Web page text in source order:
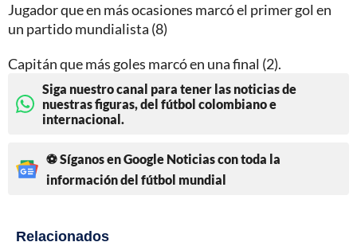
Jugador que en más ocasiones marcó el primer gol en
un partido mundialista (8)
Capitán que más goles marcó en una final (2).
Siga nuestro canal para tener las noticias de
nuestras figuras, del fútbol colombiano e
internacional.
⚽ Síganos en Google Noticias con toda la
información del fútbol mundial
Relacionados